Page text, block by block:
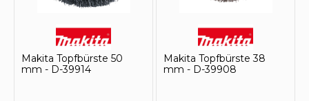
Makita Topfbürste 50
mm - D-39914
Makita Topfbürste 38
mm - D-39908